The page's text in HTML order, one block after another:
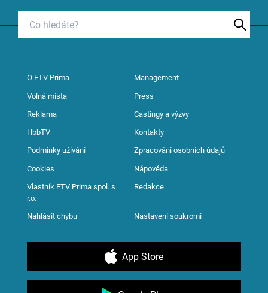
O FTV Prima Management
Volná místa Press
Reklama Castingy a výzvy
HbbTV Kontakty
Podmínky užívání Zpracování osobních údajů
Cookies Nápověda
Vlastník FTV Prima spol. s
r.o.
Redakce
Nahlásit chybu Nastavení soukromí
App Store